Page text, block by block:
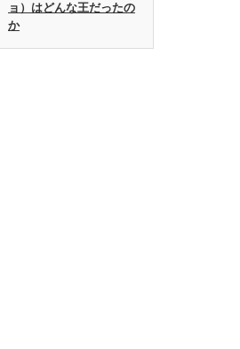
ョ）はどんな王だったの
か